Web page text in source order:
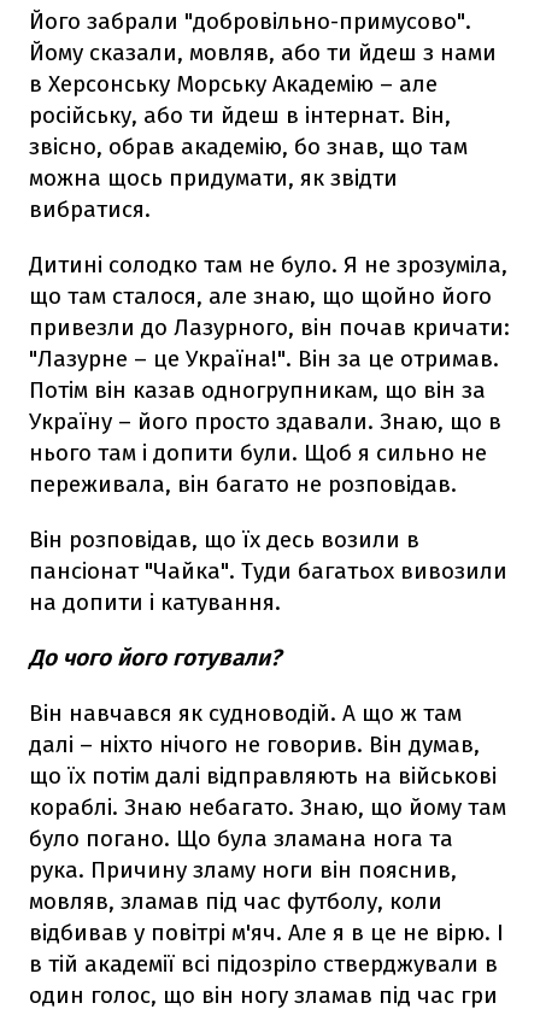
Його забрали "добровільно-примусово".
Йому сказали, мовляв, або ти йдеш з нами
в Херсонську Морську Академію – але
російську, або ти йдеш в інтернат. Він,
звісно, обрав академію, бо знав, що там
можна щось придумати, як звідти
вибратися.
Дитині солодко там не було. Я не зрозуміла,
що там сталося, але знаю, що щойно його
привезли до Лазурного, він почав кричати:
"Лазурне – це Україна!". Він за це отримав.
Потім він казав одногрупникам, що він за
Україну – його просто здавали. Знаю, що в
нього там і допити були. Щоб я сильно не
переживала, він багато не розповідав.
Він розповідав, що їх десь возили в
пансіонат "Чайка". Туди багатьох вивозили
на допити і катування.
До чого його готували?
Він навчався як судноводій. А що ж там
далі – ніхто нічого не говорив. Він думав,
що їх потім далі відправляють на військові
кораблі. Знаю небагато. Знаю, що йому там
було погано. Що була зламана нога та
рука. Причину зламу ноги він пояснив,
мовляв, зламав під час футболу, коли
відбивав у повітрі м'яч. Але я в це не вірю. І
в тій академії всі підозріло стверджували в
один голос, що він ногу зламав під час гри